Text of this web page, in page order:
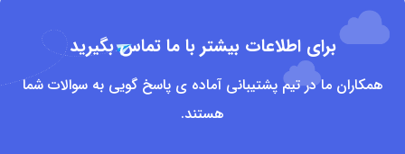
برای اطلاعات بیشتر با ما تماس بگیرید
همکاران ما در تیم پشتیبانی آماده ی پاسخ گویی به سوالات شما
هستند.